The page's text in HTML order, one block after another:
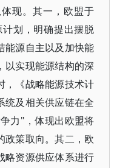
现。其一，欧盟于
划，明确提出摆脱
能源自主以及加快能
以实现能源结构的深
，《战略能源技术计
统及相关供应链在全
力"，体现出欧盟将
政策取向。其二，欧
略资源供应体系进行